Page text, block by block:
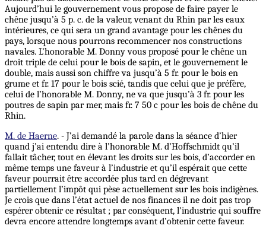
Aujourd’hui le gouvernement vous propose de faire payer le
chêne jusqu’à 5 p. c. de la valeur, venant du Rhin par les eaux
intérieures, ce qui sera un grand avantage pour les chênes du
pays, lorsque nous pourrons recommencer nos constructions
navales. L’honorable M. Donny vous proposé pour le chêne un
droit triple de celui pour le bois de sapin, et le gouvernement le
double, mais aussi son chiffre va jusqu’à 5 fr. pour le bois en
grume et fr. 17 pour le bois scié, tandis que celui que je préfère,
celui de l’honorable M. Donny, ne va que jusqu’à 3 fr. pour les
poutres de sapin par mer, mais fr. 7 50 c pour les bois de chêne du
Rhin.
M. de Haerne. - J’ai demandé la parole dans la séance d’hier
quand j’ai entendu dire à l’honorable M. d’Hoffschmidt qu’il
fallait tâcher, tout en élevant les droits sur les bois, d’accorder en
même temps une faveur à l’industrie et qu’il espérait que cette
faveur pourrait être accordée plus tard en dégrevant
partiellement l’impôt qui pèse actuellement sur les bois indigènes.
Je crois que dans l’état actuel de nos finances il ne doit pas trop
espérer obtenir ce résultat ; par conséquent, l’industrie qui souffre
devra encore attendre longtemps avant d’obtenir cette faveur.